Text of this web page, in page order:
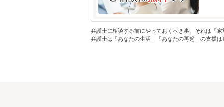
弁護士に相談する前にやっておくべき事、それは「
弁護士は「あなたの生活」「あなたの再起」の支援は